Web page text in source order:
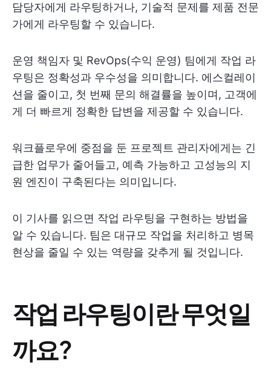
담당자에게 라우팅하거나, 기술적 문제를 제품 전문
가에게 라우팅할 수 있습니다.
운영 책임자 및 RevOps(수익 운영) 팀에게 작업 라
우팅은 정확성과 우수성을 의미합니다. 에스컬레이
션을 줄이고, 첫 번째 문의 해결률을 높이며, 고객에
게 더 빠르게 정확한 답변을 제공할 수 있습니다.
워크플로우에 중점을 둔 프로젝트 관리자에게는 긴
급한 업무가 줄어들고, 예측 가능하고 고성능의 지
원 엔진이 구축된다는 의미입니다.
이 기사를 읽으면 작업 라우팅을 구현하는 방법을
알 수 있습니다. 팀은 대규모 작업을 처리하고 병목
현상을 줄일 수 있는 역량을 갖추게 될 것입니다.
작업 라우팅이란 무엇일
까요?